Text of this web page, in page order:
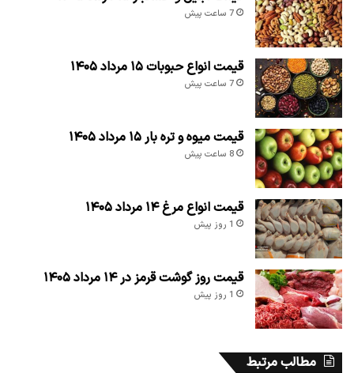
7 ساعت پیش
قیمت انواع حبوبات ۱۵ مرداد ۱۴۰۵
7 ساعت پیش
قیمت میوه و تره بار ۱۵ مرداد ۱۴۰۵
8 ساعت پیش
قیمت انواع مرغ ۱۴ مرداد ۱۴۰۵
1 روز پیش
قیمت روز گوشت قرمز در ۱۴ مرداد ۱۴۰۵
1 روز پیش
مطالب مرتبط